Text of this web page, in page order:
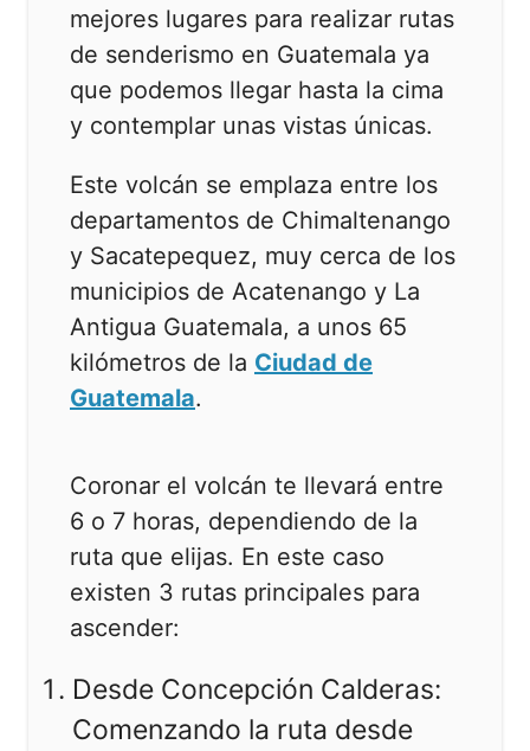
mejores lugares para realizar rutas
de senderismo en Guatemala ya
que podemos llegar hasta la cima
y contemplar unas vistas únicas.
Este volcán se emplaza entre los
departamentos de Chimaltenango
y Sacatepequez, muy cerca de los
municipios de Acatenango y La
Antigua Guatemala, a unos 65
kilómetros de la Ciudad de
Guatemala.
Coronar el volcán te llevará entre
6 o 7 horas, dependiendo de la
ruta que elijas. En este caso
existen 3 rutas principales para
ascender:
Desde Concepción Calderas:
Comenzando la ruta desde